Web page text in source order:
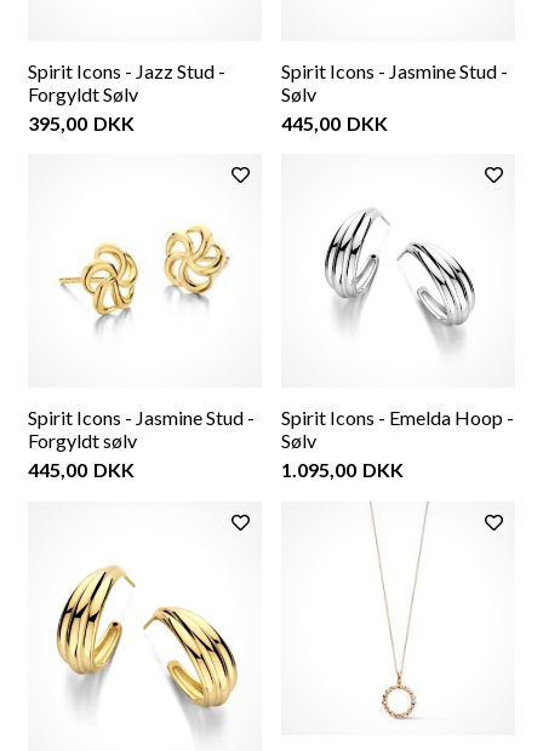
Spirit Icons - Jazz Stud -
Forgyldt Sølv
395,00 DKK
Spirit Icons - Jasmine Stud -
Sølv
445,00 DKK
Spirit Icons - Jasmine Stud -
Forgyldt sølv
445,00 DKK
Spirit Icons - Emelda Hoop -
Sølv
1.095,00 DKK